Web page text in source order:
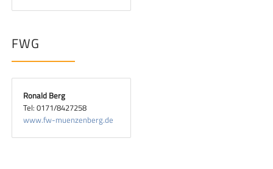
FWG
Ronald Berg
Tel: 0171/8427258
www.fw-muenzenberg.de